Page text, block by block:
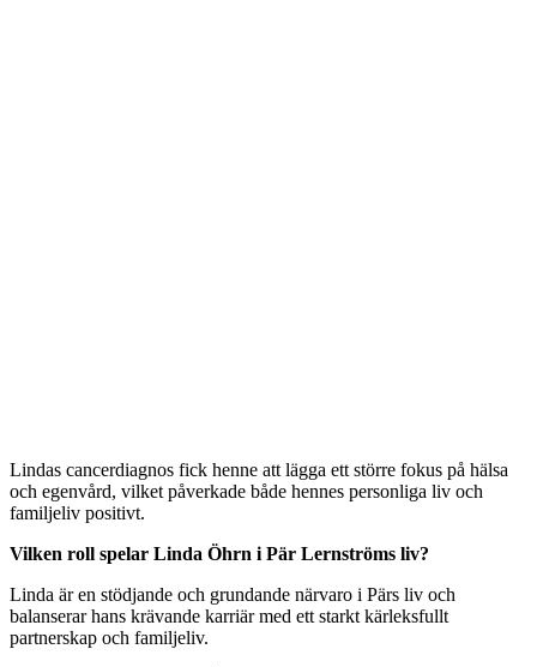
Lindas cancerdiagnos fick henne att lägga ett större fokus på hälsa
och egenvård, vilket påverkade både hennes personliga liv och
familjeliv positivt.
Vilken roll spelar Linda Öhrn i Pär Lernströms liv?
Linda är en stödjande och grundande närvaro i Pärs liv och
balanserar hans krävande karriär med ett starkt kärleksfullt
partnerskap och familjeliv.